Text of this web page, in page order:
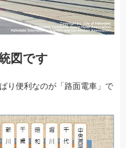
図です
り便利なのが「路面電車」で